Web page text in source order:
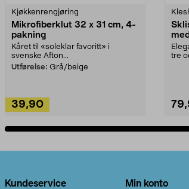
Kjøkkenrengjøring
Mikrofiberklut 32 x 31 cm, 4-
pakning
Kåret til «soleklar favoritt» i
svenske Afton...
Utførelse: Grå/beige
39,90
tre
Kundeservice Min konto